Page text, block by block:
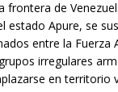
frontera de
estado Apure, se
entre la Fuerza
irregulares
en territorio